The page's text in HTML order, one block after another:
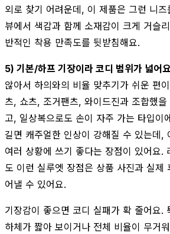
외로 찾기 어려운데, 이 제품은 그런 니즈
뷰에서 색감과 함께 소재감이 크게 거슬
반적인 착용 만족도를 뒷받침해요.
5) 기본/하프 기장이라 코디 범위가 넓어
않아서 하의와의 비율 맞추기가 쉬운 편
츠, 쇼츠, 조거팬츠, 와이드진과 조합했을
고, 일상복으로도 손이 자주 가는 타입이
길면 캐주얼한 인상이 강해질 수 있는데,
여러 상황에 쓰기 좋다는 장점이 있어요.
도 이런 실루엣 장점은 상품 사진과 실제
어낼 수 있어요.
기장감이 좋으면 코디 실패가 확 줄어요.
하체가 짧아 보이거나 전체 비율이 무거